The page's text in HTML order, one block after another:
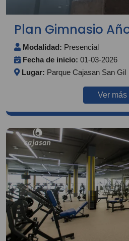
Plan Gimnasio
Modalidad: Presencial
Fecha de inicio: 01-03-2026
Lugar: Parque Cajasan San Gil
Ver más